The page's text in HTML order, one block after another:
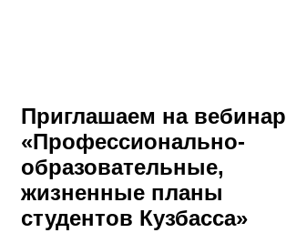
Приглашаем на вебинар
«Профессионально-
образовательные,
жизненные планы
студентов Кузбасса»